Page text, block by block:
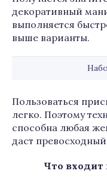
декоративный
выполняется
выше варианты.
Пользоваться
легко. Поэтому
способна любая
даст превосходный
Что входит